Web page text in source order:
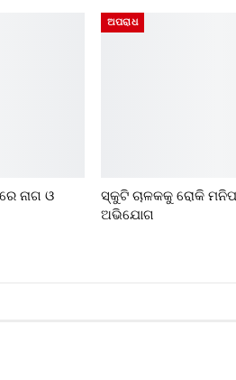
ନାଗ ଓ
ଅପରାଧ
ସ୍କୁଟି ଚାଳକକୁ ରୋକି
ଅଭିଯୋଗ